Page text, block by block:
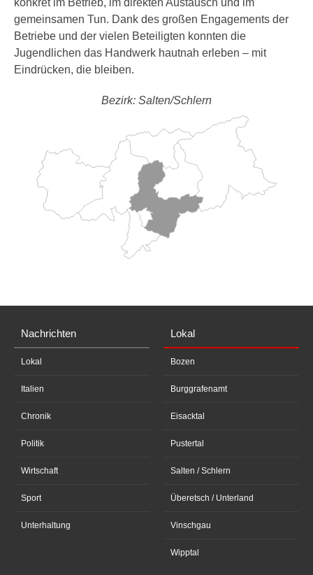
konkret im Betrieb, im direkten Austausch und im
gemeinsamen Tun. Dank des großen Engagements der
Betriebe und der vielen Beteiligten konnten die
Jugendlichen das Handwerk hautnah erleben – mit
Eindrücken, die bleiben.
Bezirk: Salten/Schlern
Nachrichten
Lokal
Italien
Chronik
Politik
Wirtschaft
Sport
Unterhaltung
Lokal
Bozen
Burggrafenamt
Eisacktal
Pustertal
Salten / Schlern
Überetsch / Unterland
Vinschgau
Wipptal